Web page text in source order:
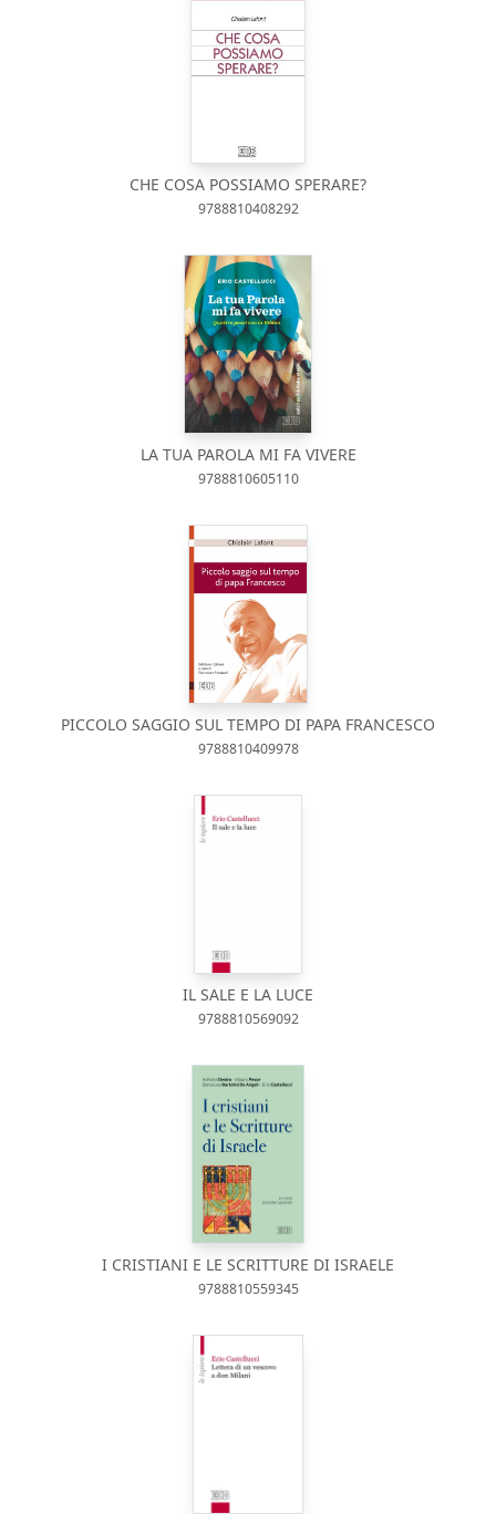
CHE COSA POSSIAMO SPERARE?
9788810408292
LA TUA PAROLA MI FA VIVERE
9788810605110
PICCOLO SAGGIO SUL TEMPO DI PAPA FRANCESCO
9788810409978
IL SALE E LA LUCE
9788810569092
I CRISTIANI E LE SCRITTURE DI ISRAELE
9788810559345